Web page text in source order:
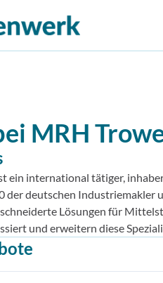
MRH
ein international tätiger,
der deutschen
Lösungen für
und erweitern diese